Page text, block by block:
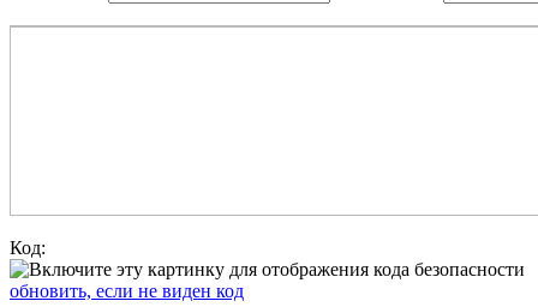
Код:
обновить, если не виден код